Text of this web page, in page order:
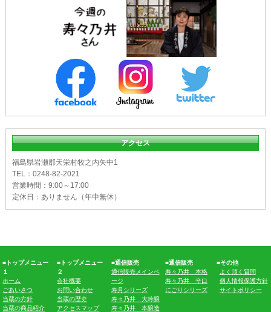
アクセス
福島県岩瀬郡天栄村牧之内矢中1
TEL：0248-82-2021
営業時間：9:00～17:00
定休日：ありません（年中無休）
■トップメニュー
１
ホーム
ごあいさつ
当蔵の方針
当蔵の商品紹介
■トップメニュー
２
会社概要
お問い合わせ
当蔵の歴史
アクセスマップ
■通信販売
通信販売メインペ
ージ
寿月シリーズ
寿々乃井 大吟醸
寿々乃井 本醸造
■通信販売
寿々乃井 本格
寿々乃井 辛口
にごりシリーズ
■その他
よく頂く質問
個人情報保護方針
サイトポリシー